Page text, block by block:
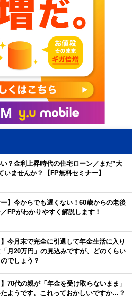
？金利上昇時代の住宅ローン／まだ”大
いませんか？【FP無料セミナー】
ー】今からでも遅くない！60歳からの老後
FPがわかりやすく解説します！
】今月末で完全に引退して年金生活に入り
月20万円」の見込みですが、どのくらい
でしょう？
】70代の親が「年金を受け取らないまま」
ようです。これっておかしいですか…？